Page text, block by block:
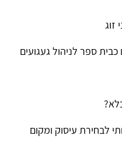
זוג
כבית ספר לניהול געגועים
לבחירת עיסוק ומקום